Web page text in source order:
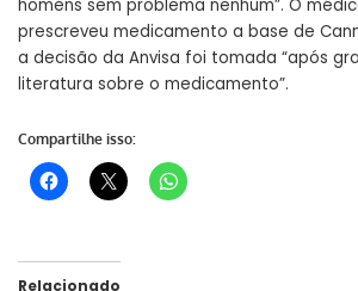
homens sem problema nenhum”. O
prescreveu medicamento a base de
a decisão da Anvisa foi tomada “após
literatura sobre o medicamento”.
Compartilhe isso:
Relacionado